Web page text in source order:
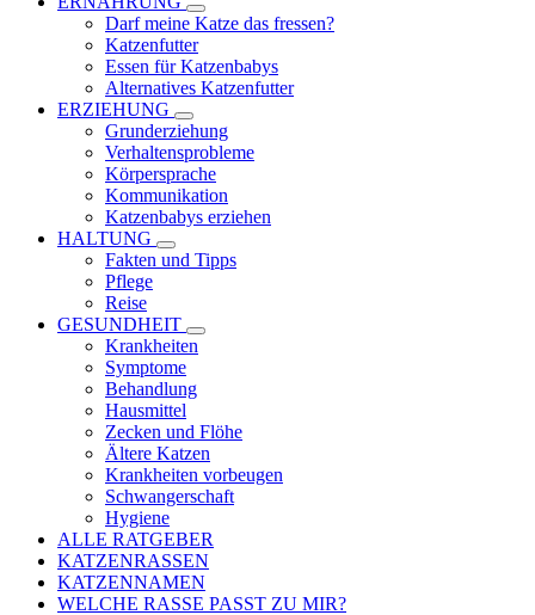
Darf meine Katze das fressen?
Katzenfutter
Essen für Katzenbabys
Alternatives Katzenfutter
ERZIEHUNG
Grunderziehung
Verhaltensprobleme
Körpersprache
Kommunikation
Katzenbabys erziehen
HALTUNG
Fakten und Tipps
Pflege
Reise
GESUNDHEIT
Krankheiten
Symptome
Behandlung
Hausmittel
Zecken und Flöhe
Ältere Katzen
Krankheiten vorbeugen
Schwangerschaft
Hygiene
ALLE RATGEBER
KATZENRASSEN
KATZENNAMEN
WELCHE RASSE PASST ZU MIR?